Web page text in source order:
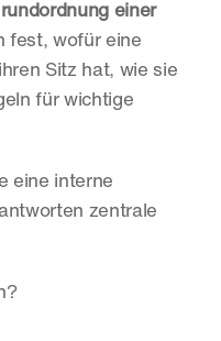
einer
fest, wofür eine
Sitz hat, wie sie
für wichtige
eine interne
zentrale